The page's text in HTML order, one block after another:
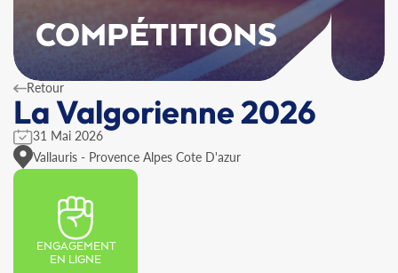
COMPÉTITIONS
Retour
La Valgorienne 2026
31 Mai 2026
Vallauris - Provence Alpes Cote D'azur
ENGAGEMENT
EN LIGNE